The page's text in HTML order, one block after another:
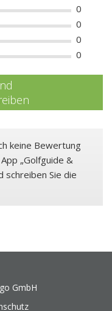
0
0
0
0
keine Bewertung
„Golfguide &
schreiben Sie die
GmbH